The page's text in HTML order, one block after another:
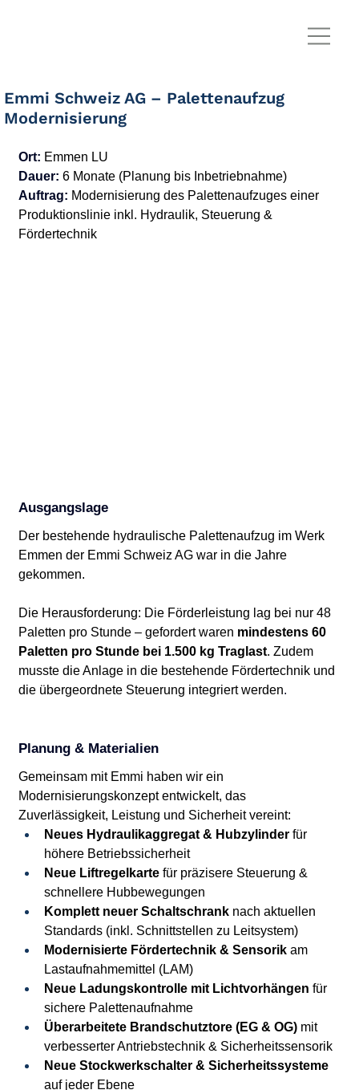
Emmi Schweiz AG – Palettenaufzug
Modernisierung
Ort: Emmen LU
Dauer: 6 Monate (Planung bis Inbetriebnahme)
Auftrag: Modernisierung des Palettenaufzuges einer
Produktionslinie inkl. Hydraulik, Steuerung &
Fördertechnik
Ausgangslage
Der bestehende hydraulische Palettenaufzug im Werk
Emmen der Emmi Schweiz AG war in die Jahre
gekommen.
Die Herausforderung: Die Förderleistung lag bei nur 48
Paletten pro Stunde – gefordert waren mindestens 60
Paletten pro Stunde bei 1.500 kg Traglast. Zudem
musste die Anlage in die bestehende Fördertechnik und
die übergeordnete Steuerung integriert werden.
Planung & Materialien
Gemeinsam mit Emmi haben wir ein
Modernisierungskonzept entwickelt, das
Zuverlässigkeit, Leistung und Sicherheit vereint:
Neues Hydraulikaggregat & Hubzylinder für
höhere Betriebssicherheit
Neue Liftregelkarte für präzisere Steuerung &
schnellere Hubbewegungen
Komplett neuer Schaltschrank nach aktuellen
Standards (inkl. Schnittstellen zu Leitsystem)
Modernisierte Fördertechnik & Sensorik am
Lastaufnahmemittel (LAM)
Neue Ladungskontrolle mit Lichtvorhängen für
sichere Palettenaufnahme
Überarbeitete Brandschutztore (EG & OG) mit
verbesserter Antriebstechnik & Sicherheitssensorik
Neue Stockwerkschalter & Sicherheitssysteme
auf jeder Ebene